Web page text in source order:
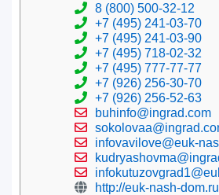
8 (800) 500-32-12
+7 (495) 241-03-70
+7 (495) 241-03-90
+7 (495) 718-02-32
+7 (495) 777-77-77
+7 (926) 256-30-70
+7 (926) 256-52-63
buhinfo@ingrad.com
infovavilove@euk-
http://euk-nash-